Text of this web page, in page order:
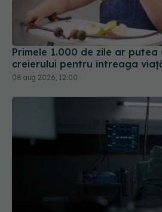
Primele 1.000 de zile ar
creierului pentru întreaga
08 aug 2026, 12:00